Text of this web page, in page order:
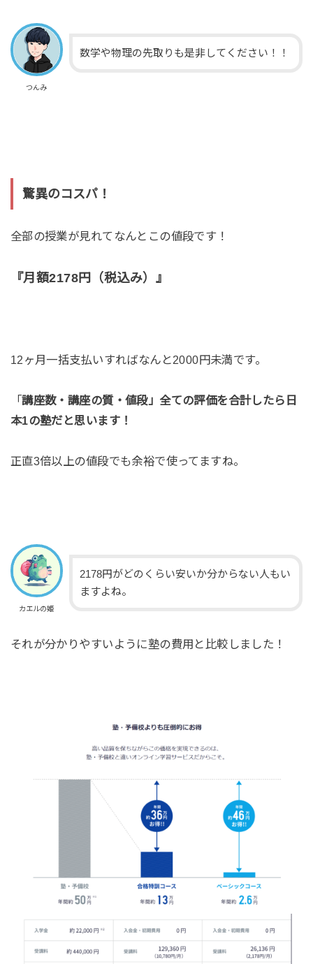
つんみ
数学や物理の先取りも是非してください！！
驚異のコスパ！
全部の授業が見れてなんとこの値段です！
『月額2178円（税込み）』
12ヶ月一括支払いすればなんと2000円未満です。
「講座数・講座の質・値段」全ての評価を合計したら日
本1の塾だと思います！
正直3倍以上の値段でも余裕で使ってますね。
カエルの姫
2178円がどのくらい安いか分からない人もい
ますよね。
それが分かりやすいように塾の費用と比較しました！